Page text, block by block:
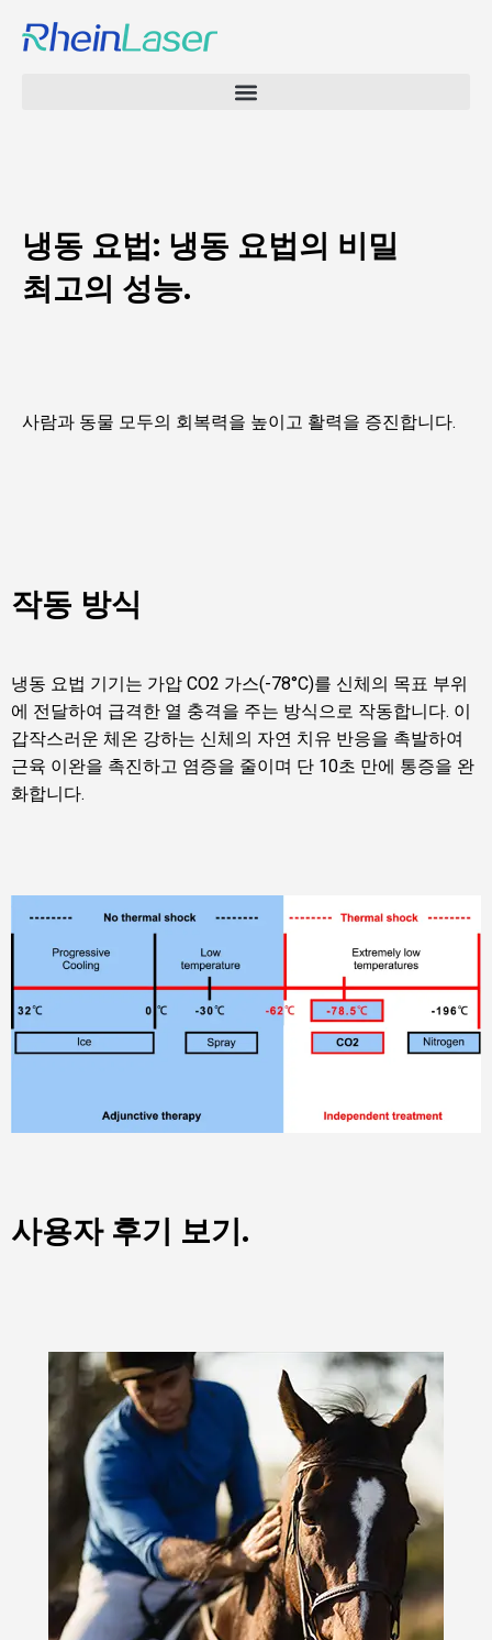
냉동 요법: 냉동 요법의 비밀
최고의 성능.
사람과 동물 모두의 회복력을 높이고 활력을 증진합니다.
작동 방식
냉동 요법 기기는 가압 CO2 가스(-78°C)를 신체의 목표 부위
에 전달하여 급격한 열 충격을 주는 방식으로 작동합니다. 이
갑작스러운 체온 강하는 신체의 자연 치유 반응을 촉발하여
근육 이완을 촉진하고 염증을 줄이며 단 10초 만에 통증을 완
화합니다.
사용자 후기 보기.